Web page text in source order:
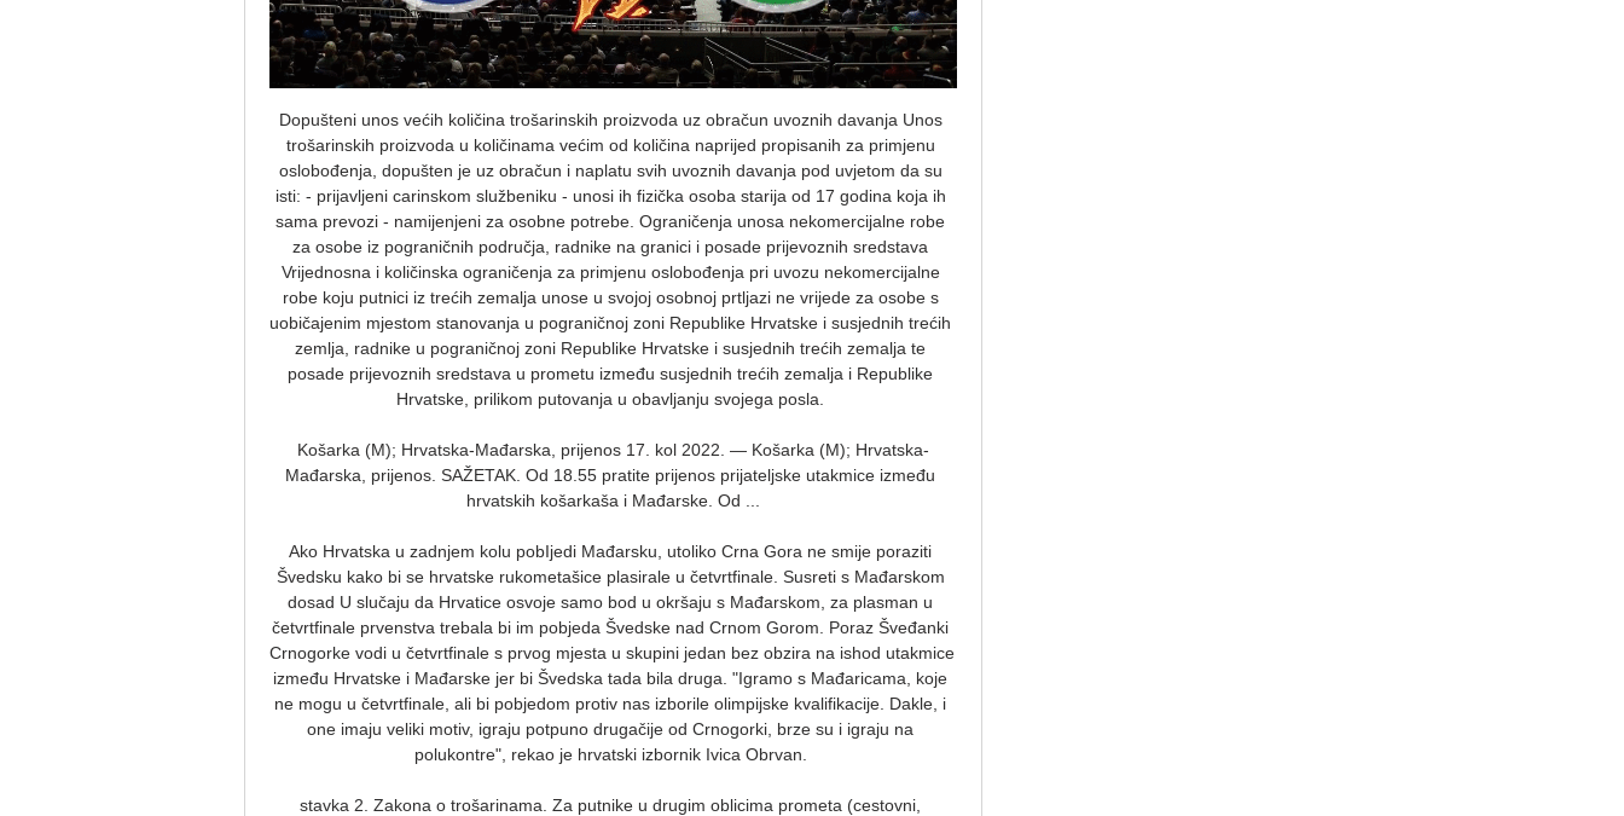
Dopušteni unos većih količina trošarinskih proizvoda uz obračun uvoznih davanja Unos
trošarinskih proizvoda u količinama većim od količina naprijed propisanih za primjenu
oslobođenja, dopušten je uz obračun i naplatu svih uvoznih davanja pod uvjetom da su
isti: - prijavljeni carinskom službeniku - unosi ih fizička osoba starija od 17 godina koja ih
sama prevozi - namijenjeni za osobne potrebe. Ograničenja unosa nekomercijalne robe
za osobe iz pograničnih područja, radnike na granici i posade prijevoznih sredstava
Vrijednosna i količinska ograničenja za primjenu oslobođenja pri uvozu nekomercijalne
robe koju putnici iz trećih zemalja unose u svojoj osobnoj prtljazi ne vrijede za osobe s
uobičajenim mjestom stanovanja u pograničnoj zoni Republike Hrvatske i susjednih trećih
zemlja, radnike u pograničnoj zoni Republike Hrvatske i susjednih trećih zemalja te
posade prijevoznih sredstava u prometu između susjednih trećih zemalja i Republike
Hrvatske, prilikom putovanja u obavljanju svojega posla.
Košarka (M); Hrvatska-Mađarska, prijenos 17. kol 2022. — Košarka (M); Hrvatska-
Mađarska, prijenos. SAŽETAK. Od 18.55 pratite prijenos prijateljske utakmice između
hrvatskih košarkaša i Mađarske. Od ...
Ako Hrvatska u zadnjem kolu pobIjedi Mađarsku, utoliko Crna Gora ne smije poraziti
Švedsku kako bi se hrvatske rukometašice plasirale u četvrtfinale. Susreti s Mađarskom
dosad U slučaju da Hrvatice osvoje samo bod u okršaju s Mađarskom, za plasman u
četvrtfinale prvenstva trebala bi im pobjeda Švedske nad Crnom Gorom. Poraz Šveđanki
Crnogorke vodi u četvrtfinale s prvog mjesta u skupini jedan bez obzira na ishod utakmice
između Hrvatske i Mađarske jer bi Švedska tada bila druga. "Igramo s Mađaricama, koje
ne mogu u četvrtfinale, ali bi pobjedom protiv nas izborile olimpijske kvalifikacije. Dakle, i
one imaju veliki motiv, igraju potpuno drugačije od Crnogorki, brze su i igraju na
polukontre", rekao je hrvatski izbornik Ivica Obrvan.
stavka 2. Zakona o trošarinama. Za putnike u drugim oblicima prometa (cestovni,